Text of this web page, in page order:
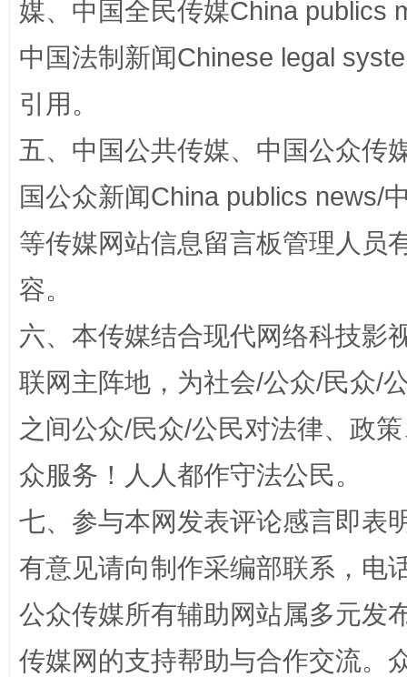
招工难、用工荒背后
网上购药对药下症？
媒、中国全民传媒China publics
中国法制新闻Chinese legal
引用。
五、中国公共传媒、中国公众传
国公众新闻China publics news/
等传媒网站信息留言板管理人员
容。
六、本传媒结合现代网络科技影
联网主阵地，为社会/公众/民众/
之间公众/民众/公民对法律、政
众服务！人人都作守法公民。
七、参与本网发表评论感言即表
有意见请向制作采编部联系，电
公众传媒所有辅助网站属多元发
传媒网的支持帮助与合作交流。